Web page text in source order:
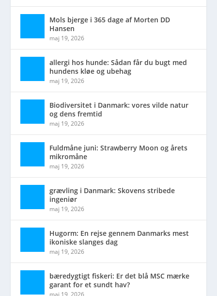
Mols bjerge i 365 dage af Morten DD
Hansen
maj 19, 2026
allergi hos hunde: Sådan får du bugt med
hundens kløe og ubehag
maj 19, 2026
Biodiversitet i Danmark: vores vilde natur
og dens fremtid
maj 19, 2026
Fuldmåne juni: Strawberry Moon og årets
mikromåne
maj 19, 2026
grævling i Danmark: Skovens stribede
ingeniør
maj 19, 2026
Hugorm: En rejse gennem Danmarks mest
ikoniske slanges dag
maj 19, 2026
bæredygtigt fiskeri: Er det blå MSC mærke
garant for et sundt hav?
maj 19, 2026